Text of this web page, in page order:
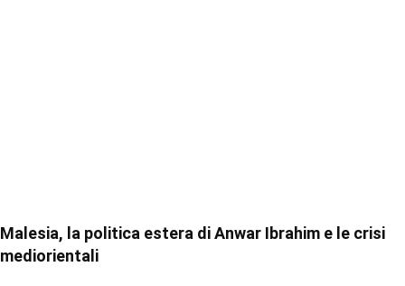
Malesia, la politica estera di Anwar Ibrahim e le crisi
mediorientali